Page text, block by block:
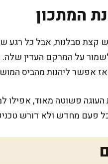
המתכון
על המרקם העדין
אפשר ליהנות מהביס
פשוטה מאוד, אפילו
פעם מחדש ולא דורש